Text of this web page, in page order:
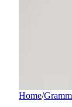
Home/